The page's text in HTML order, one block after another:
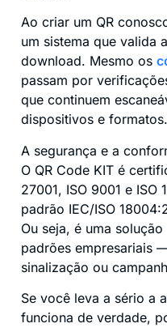
Ao criar um QR
um sistema que valida
download. Mesmo os
passam por
que continuem
dispositivos e formatos.
A segurança e a
O QR Code KIT é
27001, ISO 9001 e ISO
padrão IEC/ISO
Ou seja, é uma
padrões empresariais
sinalização ou
Se você leva a sério a
funciona de verdade,